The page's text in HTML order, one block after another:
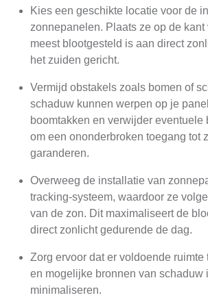
Kies een geschikte locatie voor de
zonnepanelen. Plaats ze op de
meest blootgesteld is aan direct
het zuiden gericht.
Vermijd obstakels zoals bomen of
schaduw kunnen werpen op je
boomtakken en verwijder eventuele
om een ononderbroken toegang tot
garanderen.
Overweeg de installatie van
tracking-systeem, waardoor ze
van de zon. Dit maximaliseert de
direct zonlicht gedurende de dag.
Zorg ervoor dat er voldoende ruimte
en mogelijke bronnen van schaduw
minimaliseren.